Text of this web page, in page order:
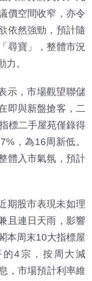
價空間收窄，亦令
依然強勁，預計隨
尋寶」，整體市況
。
示，市場觀望聯儲
即與新盤搶客，二
標二手屋苑僅錄得
，為16周新低。
體入市氣氛，預計
期股市表現未如理
且連日天雨，影響
本周末10大指標屋
4宗，按周大減
，市場預計利率維